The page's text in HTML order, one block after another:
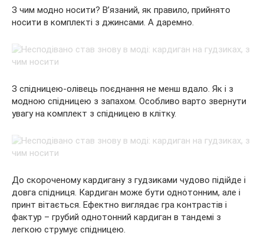
З чим модно носити? В’язаний, як правило, прийнято
носити в комплекті з джинсами. А даремно.
З спідницею-олівець поєднання не менш вдало. Як і з
модною спідницею з запахом. Особливо варто звернути
увагу на комплект з спідницею в клітку.
До скороченому кардигану з гудзиками чудово підійде і
довга спідниця. Кардиган може бути однотонним, але і
принт вітається. Ефектно виглядає гра контрастів і
фактур – грубий однотонний кардиган в тандемі з
легкою струмує спідницею.